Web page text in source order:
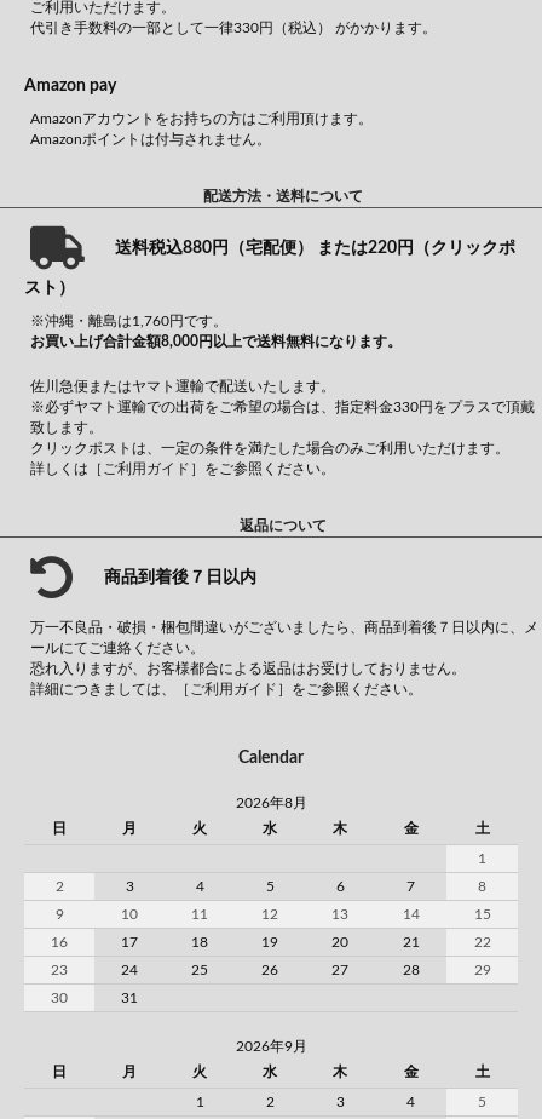
ご利用いただけます。
代引き手数料の一部として一律330円（税込） がかかります。
Amazon pay
Amazonアカウントをお持ちの方はご利用頂けます。
Amazonポイントは付与されません。
配送方法・送料について
送料税込880円（宅配便） または220円（クリックポ
スト）
※沖縄・離島は1,760円です。
お買い上げ合計金額8,000円以上で送料無料になります。
佐川急便またはヤマト運輸で配送いたします。
※必ずヤマト運輸での出荷をご希望の場合は、指定料金330円をプラスで頂戴
致します。
クリックポストは、一定の条件を満たした場合のみご利用いただけます。
詳しくは ［ご利用ガイド］ をご参照ください。
返品について
商品到着後７日以内
万一不良品・破損・梱包間違いがございましたら、商品到着後７日以内に、メ
ールにてご連絡ください。
恐れ入りますが、お客様都合による返品はお受けしておりません。
詳細につきましては、
［ご利用ガイド］ をご参照ください。
Calendar
2026年8月
日
月 火 水 木 金 土
1
2
3 4 5 6 7
8
9
10 11 12 13 14
15
16
17 18 19 20 21
22
23
24 25 26 27 28
29
30
31
2026年9月
日
月 火 水 木 金 土
1 2 3 4 5